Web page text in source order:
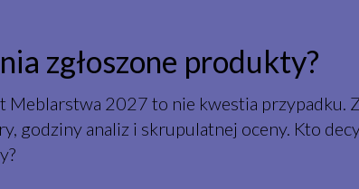
zgłoszone produkty?
2027 to nie kwestia przypadku.
godziny analiz i skrupulatnej oceny. Kto